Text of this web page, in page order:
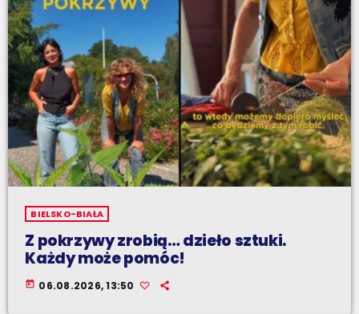
BIELSKO-BIAŁA
Z pokrzywy zrobią… dzieło sztuki.
Każdy może pomóc!
today 06.08.2026, 13:50